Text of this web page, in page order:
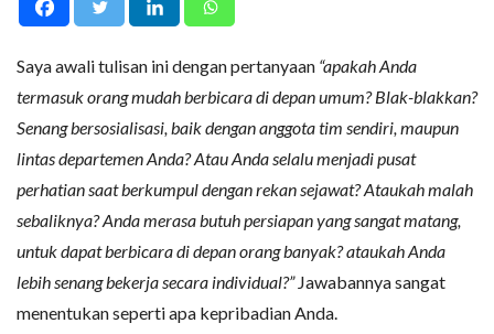
Saya awali tulisan ini dengan pertanyaan “apakah Anda
termasuk orang mudah berbicara di depan umum? Blak-blakkan?
Senang bersosialisasi, baik dengan anggota tim sendiri, maupun
lintas departemen Anda? Atau Anda selalu menjadi pusat
perhatian saat berkumpul dengan rekan sejawat? Ataukah malah
sebaliknya? Anda merasa butuh persiapan yang sangat matang,
untuk dapat berbicara di depan orang banyak? ataukah Anda
lebih senang bekerja secara individual?”Jawabannya sangat
menentukan seperti apa kepribadian Anda.